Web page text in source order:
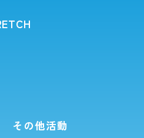
その他活動